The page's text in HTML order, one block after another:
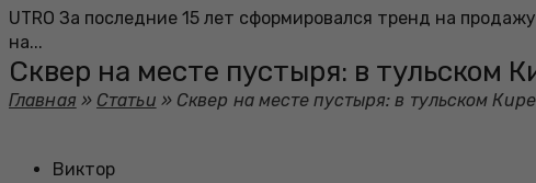
UTRO За последние 15 лет сформировался тренд на
на...
Сквер на месте пустыря: в тульском
Главная » Статьи » Сквер на месте пустыря: в тульском
Виктор